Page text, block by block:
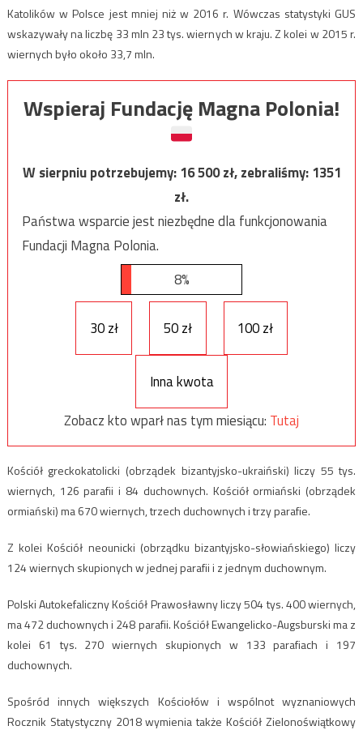
Katolików w Polsce jest mniej niż w 2016 r. Wówczas statystyki GUS
wskazywały na liczbę 33 mln 23 tys. wiernych w kraju. Z kolei w 2015 r.
wiernych było około 33,7 mln.
Wspieraj Fundację Magna Polonia!
W sierpniu potrzebujemy:16 500zł, zebraliśmy:1351
zł.
Państwa wsparcie jest niezbędne dla funkcjonowania
Fundacji Magna Polonia.
8%
30 zł 50 zł 100 zł
Inna kwota
Zobacz kto wparł nas tym miesiącu: Tutaj
Kościół greckokatolicki (obrządek bizantyjsko-ukraiński) liczy 55 tys.
wiernych, 126 parafii i 84 duchownych. Kościół ormiański (obrządek
ormiański) ma 670 wiernych, trzech duchownych i trzy parafie.
Z kolei Kościół neounicki (obrządku bizantyjsko-słowiańskiego) liczy
124 wiernych skupionych w jednej parafii i z jednym duchownym.
Polski Autokefaliczny Kościół Prawosławny liczy 504 tys. 400 wiernych,
ma 472 duchownych i 248 parafii. Kościół Ewangelicko-Augsburski ma z
kolei 61 tys. 270 wiernych skupionych w 133 parafiach i 197
duchownych.
Spośród innych większych Kościołów i wspólnot wyznaniowych
Rocznik Statystyczny 2018 wymienia także Kościół Zielonoświątkowy